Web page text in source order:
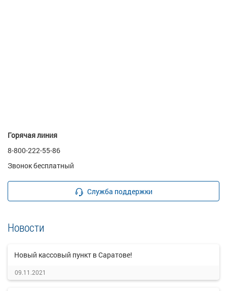
Горячая линия
8-800-222-55-86
Звонок бесплатный
Служба поддержки
Новости
Новый кассовый пункт в Саратове!
09.11.2021